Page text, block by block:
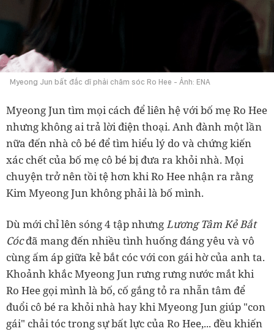
Myeong Jun bất đắc dĩ phải chăm sóc Ro Hee - Ảnh: ENA
Myeong Jun tìm mọi cách để liên hệ với bố mẹ Ro Hee
nhưng không ai trả lời điện thoại. Anh đành một lần
nữa đến nhà cô bé để tìm hiểu lý do và chứng kiến
xác chết của bố mẹ cô bé bị đưa ra khỏi nhà. Mọi
chuyện trở nên tồi tệ hơn khi Ro Hee nhận ra rằng
Kim Myeong Jun không phải là bố mình.
Dù mới chỉ lên sóng 4 tập nhưngLương Tâm Kẻ Bắt
Cóc đã mang đến nhiều tình huống đáng yêu và vô
cùng ấm áp giữa kẻ bắt cóc với con gái hờ của anh ta.
Khoảnh khắc Myeong Jun rưng rưng nước mắt khi
Ro Hee gọi mình là bố, cố gắng tỏ ra nhẫn tâm để
đuổi cô bé ra khỏi nhà hay khi Myeong Jun giúp "con
gái" chải tóc trong sự bất lực của Ro Hee,... đều khiến